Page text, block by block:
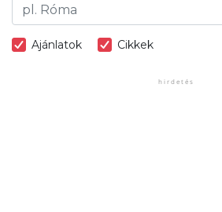
Ajánlatok Cikkek